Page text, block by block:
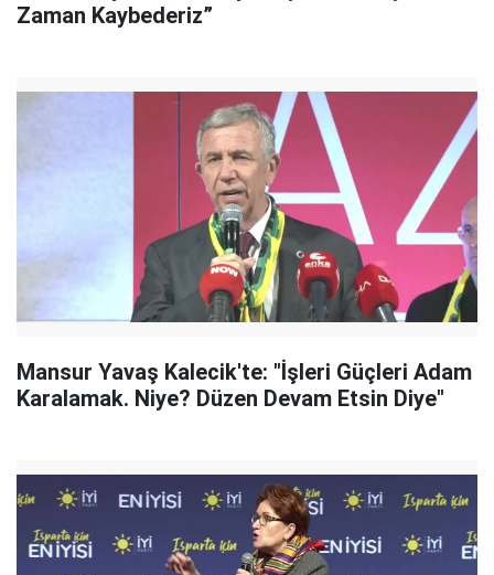
Zaman Kaybederiz”
Mansur Yavaş Kalecik'te: "İşleri Güçleri Adam
Karalamak. Niye? Düzen Devam Etsin Diye"